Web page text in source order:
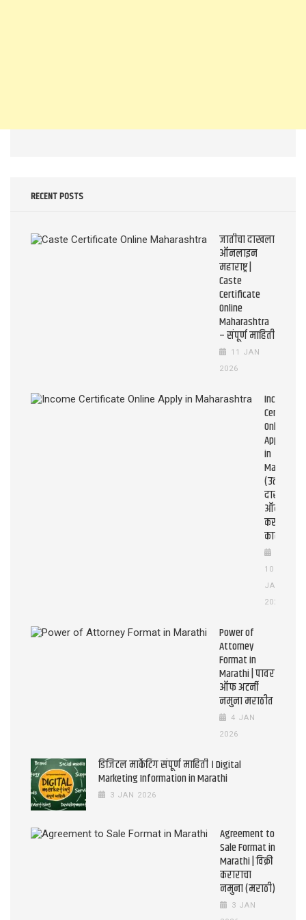
RECENT POSTS
जातीचा दाखला
ऑनलाइन
महाराष्ट्र |
Caste
Certificate
Online
Maharashtra
– संपूर्ण माहिती
11 JAN
2026
Income
Certificate
Online
Apply
in
(उत्पन्न
दाखला
ऑनलाइन
कसे
काढावे?)
10
JAN
2026
Power of
Attorney
Format in
Marathi | पावर
ऑफ अटर्नी
नमुना मराठीत
4 JAN
2026
डिजिटल मार्केटिंग संपूर्ण माहिती । Digital
Marketing Information in Marathi
3 JAN 2026
Agreement to
Sale Format in
Marathi | विक्री
कराराचा
नमुना (मराठी)
3 JAN